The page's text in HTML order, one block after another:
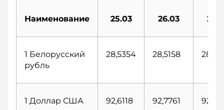
Наименование 25.03 26.03
1 Белорусский
рубль
28,5354 28,5158
1 Доллар США 92,6118 92,7761